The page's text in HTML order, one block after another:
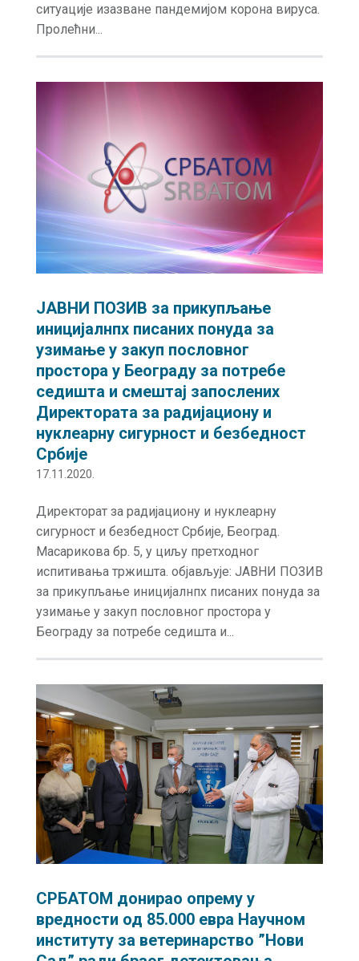
ситуације изазване пандемијом корона вируса.
Пролећни...
ЈАВНИ ПОЗИВ за прикупљање
иницијалнпх писаних понуда за
узимање у закуп пословног
простора у Београду за потребе
седишта и смештај запослених
Директората за радијациону и
нуклеарну сигурност и безбедност
Србије
17.11.2020.
Директорат за радијациону и нуклеарну
сигурност и безбедност Србије, Београд.
Масарикова бр. 5, у циљу претходног
испитивања тржишта. објављује: ЈАВНИ ПОЗИВ
за прикупљање иницијалнпх писаних понуда за
узимање у закуп пословног простора у
Београду за потребе седишта и...
СРБАТОМ донирао опрему у
вредности од 85.000 евра Научном
институту за ветеринарство ”Нови